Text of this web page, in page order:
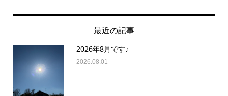
最近の記事
2026年8月です♪
2026.08.01